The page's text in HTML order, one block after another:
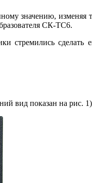
значению, изменяя
СК-ТС6.
стремились
вид показан на рис.